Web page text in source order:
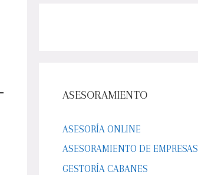
ASESORAMIENTO
ASESORÍA ONLINE
ASESORAMIENTO DE EMPRESAS
GESTORÍA CABANES